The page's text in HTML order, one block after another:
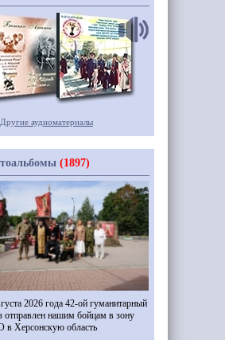
Другие аудиоматериалы
(1897)
2026 года 42-ой гуманитарный
отправлен нашим бойцам в зону
в Херсонскую область